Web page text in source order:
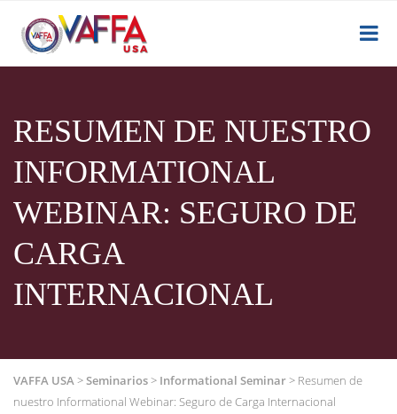
RESUMEN DE NUESTRO
INFORMATIONAL
WEBINAR: SEGURO DE
CARGA
INTERNACIONAL
VAFFA USA>Seminarios> Informational Seminar> Resumen de
nuestro Informational Webinar: Seguro de Carga Internacional